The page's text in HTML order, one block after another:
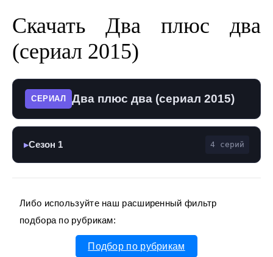
Скачать Два плюс два
(сериал 2015)
СЕРИАЛ Два плюс два (сериал 2015)
▶Сезон 1 4 серий
Либо используйте наш расширенный фильтр
подбора по рубрикам:
Подбор по рубрикам